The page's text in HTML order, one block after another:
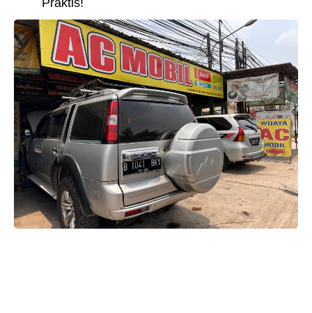
Praktis!